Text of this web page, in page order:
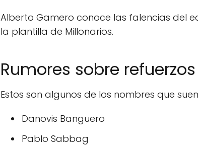
Alberto Gamero conoce las falencias del
la plantilla de Millonarios.
Rumores sobre
Estos son algunos de los nombres que
Danovis Banguero
Pablo Sabbag